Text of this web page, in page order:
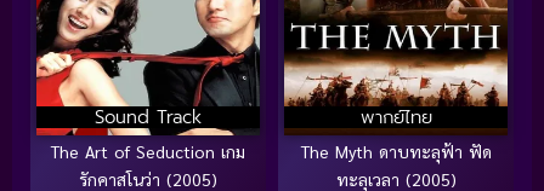
Sound Track
The Art of Seduction เกม
รักคาสโนว่า (2005)
พากย์ไทย
The Myth ดาบทะลุฟ้า ฟัด
ทะลุเวลา (2005)